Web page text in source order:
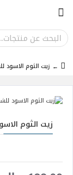
زيت الثوم الاسود
زيت الثوم